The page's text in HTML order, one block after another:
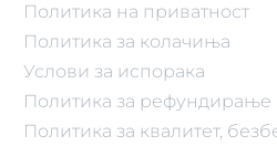
Политика на приватност
Политика за колачиња
Услови за испорака
Политика за рефундирање
Политика за квалитет,